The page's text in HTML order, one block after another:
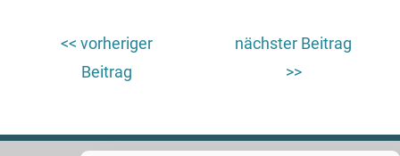
Beitrags-
Navigation
<< vorheriger
Beitrag
nächster Beitrag
>>